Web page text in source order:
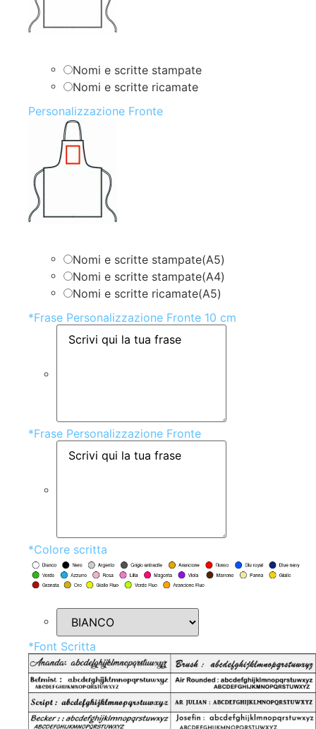
Nomi e scritte stampate
Nomi e scritte ricamate
Personalizzazione Fronte
Nomi e scritte stampate(A5)
Nomi e scritte stampate(A4)
Nomi e scritte ricamate(A5)
*Frase Personalizzazione Fronte 10 cm
*Frase Personalizzazione Fronte
*Colore scritta
*Font Scritta